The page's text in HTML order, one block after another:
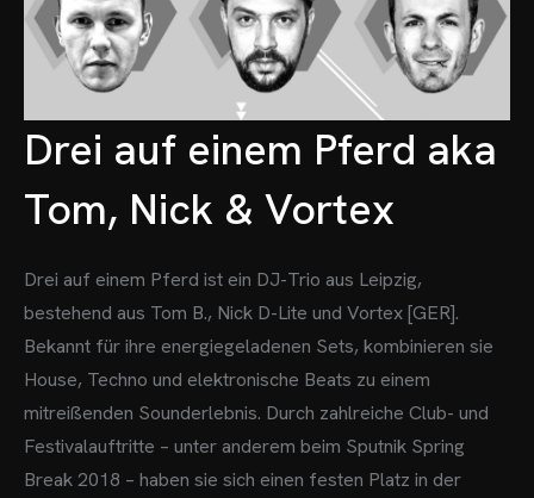
Drei auf einem Pferd aka
Tom, Nick & Vortex
Drei auf einem Pferd ist ein DJ-Trio aus Leipzig,
bestehend aus Tom B., Nick D-Lite und Vortex [GER].
Bekannt für ihre energiegeladenen Sets, kombinieren sie
House, Techno und elektronische Beats zu einem
mitreißenden Sounderlebnis. Durch zahlreiche Club- und
Festivalauftritte – unter anderem beim Sputnik Spring
Break 2018 – haben sie sich einen festen Platz in der